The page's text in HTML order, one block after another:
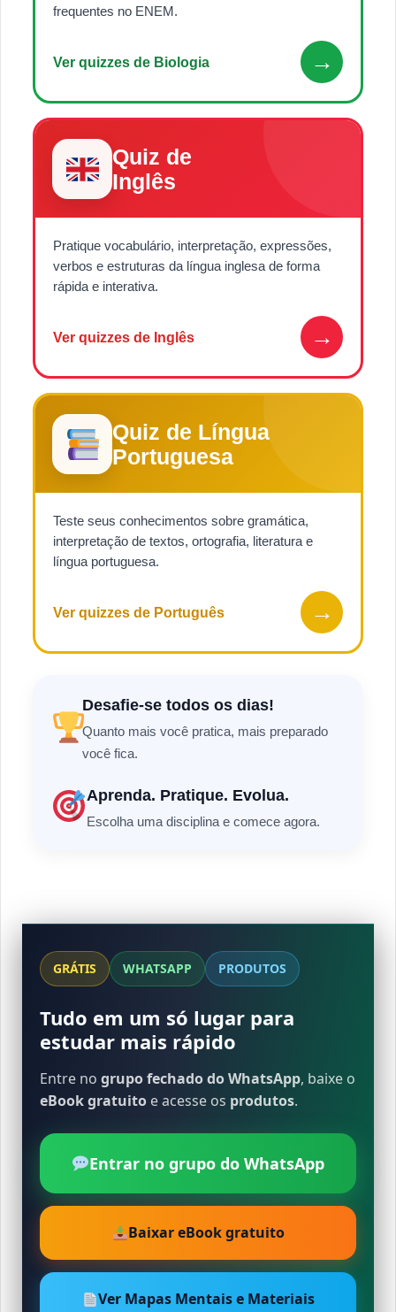
frequentes no ENEM.
Ver quizzes de Biologia →
Quiz de
Inglês
Pratique vocabulário, interpretação, expressões,
verbos e estruturas da língua inglesa de forma
rápida e interativa.
Ver quizzes de Inglês →
Quiz de Língua
Portuguesa
Teste seus conhecimentos sobre gramática,
interpretação de textos, ortografia, literatura e
língua portuguesa.
Ver quizzes de Português →
Desafie-se todos os dias!
Quanto mais você pratica, mais preparado
você fica.
Aprenda. Pratique. Evolua.
Escolha uma disciplina e comece agora.
GRÁTIS WHATSAPP PRODUTOS
Tudo em um só lugar para
estudar mais rápido
Entre no grupo fechado do WhatsApp, baixe o
eBook gratuito e acesse os produtos.
Entrar no grupo do WhatsApp
Baixar eBook gratuito
Ver Mapas Mentais e Materiais